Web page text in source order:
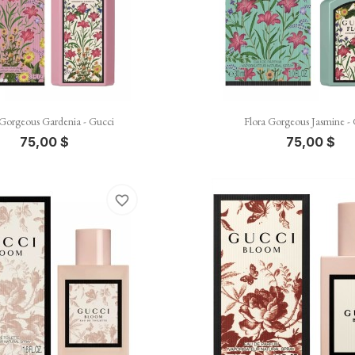
Vista rápida
Gardenia - Gucci
75,00 $
Vista rápida
Flora Gorgeous Jasmine -
75,00 $
favorite_border